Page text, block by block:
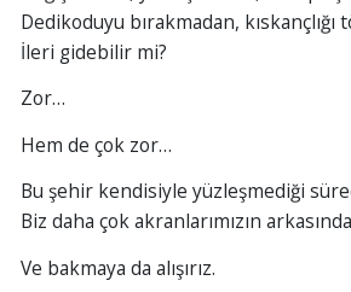
Dedikoduyu bırakmadan,
İleri gidebilir mi?
Zor…
Hem de çok zor…
Bu şehir kendisiyle yüzleşmediği
Biz daha çok akranlarımızın
Ve bakmaya da alışırız.